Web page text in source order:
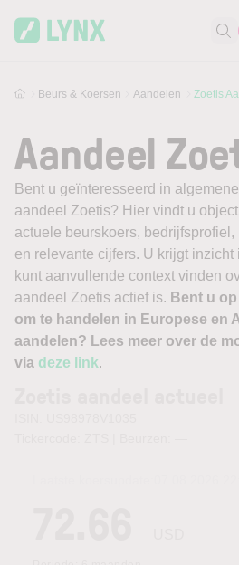
Beurs & Koersen Aandelen Zoetis
Aandeel
Bent u geïnteresseerd in
aandeel Zoetis? Hier vindt u
actuele beurskoers,
en relevante cijfers. U krijgt inzicht
kunt aanvullende context vinden
aandeel Zoetis actief is. Bent u
om te handelen in Europese en
aandelen? Lees meer over de
via deze link.